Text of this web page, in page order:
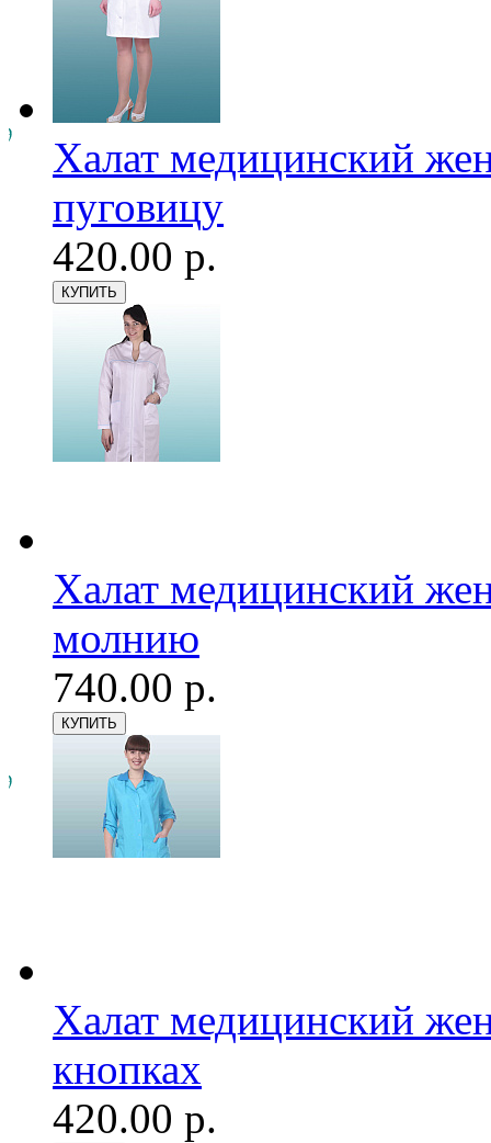
Халат медицинский
пуговицу
420.00 р.
Халат медицинский
молнию
740.00 р.
Халат медицинский
кнопках
420.00 р.